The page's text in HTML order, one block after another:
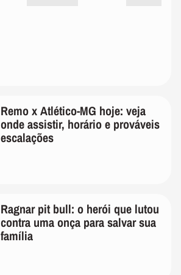
Remo x Atlético-MG hoje: veja
onde assistir, horário e prováveis
escalações
Ragnar pit bull: o herói que lutou
contra uma onça para salvar sua
família